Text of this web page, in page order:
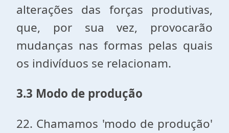
alterações das forças produtivas,
que, por sua vez, provocarão
mudanças nas formas pelas quais
os indivíduos se relacionam.
3.3 Modo de produção
22. Chamamos 'modo de produção'